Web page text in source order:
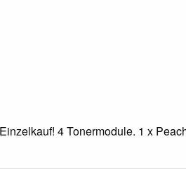
4 Tonermodule. 1 x